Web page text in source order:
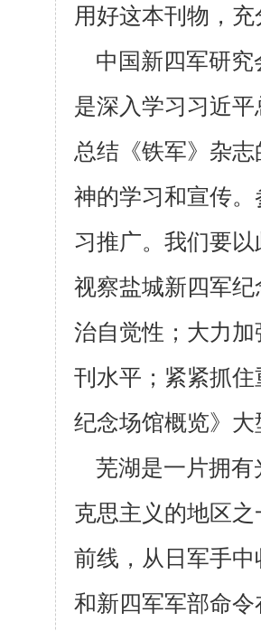
用好这本刊物，
中国新四军研究
是深入学习习近
总结《铁军》杂
神的学习和宣传。
习推广。我们要
视察盐城新四军
治自觉性；大力
刊水平；紧紧抓
纪念场馆概览》 大
芜湖是一片拥有
克思主义的地区
前线，从日军手
和新四军军部命令